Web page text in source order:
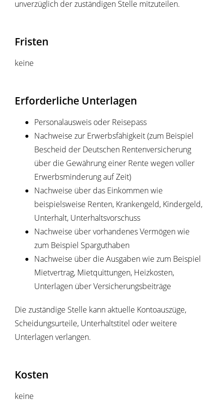
unverzüglich der zuständigen Stelle mitzuteilen.
Fristen
keine
Erforderliche Unterlagen
Personalausweis oder Reisepass
Nachweise zur Erwerbsfähigkeit (zum Beispiel
Bescheid der Deutschen Rentenversicherung
über die Gewährung einer Rente wegen voller
Erwerbsminderung auf Zeit)
Nachweise über das Einkommen wie
beispielsweise Renten, Krankengeld, Kindergeld,
Unterhalt, Unterhaltsvorschuss
Nachweise über vorhandenes Vermögen wie
zum Beispiel Sparguthaben
Nachweise über die Ausgaben wie zum Beispiel
Mietvertrag, Mietquittungen, Heizkosten,
Unterlagen über Versicherungsbeiträge
Die zuständige Stelle kann aktuelle Kontoauszüge,
Scheidungsurteile, Unterhaltstitel oder weitere
Unterlagen verlangen.
Kosten
keine